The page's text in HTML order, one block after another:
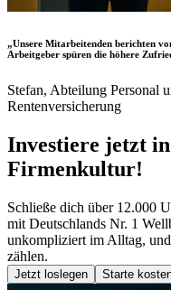
„Unsere Mitarbeitenden berichten
Arbeitgeber spüren die höhere
Stefan, Abteilung Personal
Rentenversicherung
Investiere jetzt in
Firmenkultur!
Schließe dich über 12.000
mit Deutschlands Nr. 1
unkompliziert im Alltag,
zählen.
Jetzt loslegen Starte